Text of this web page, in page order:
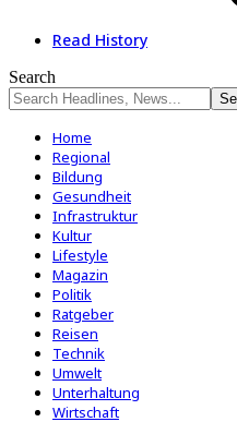
Read History
Search
Home
Regional
Bildung
Gesundheit
Infrastruktur
Kultur
Lifestyle
Magazin
Politik
Ratgeber
Reisen
Technik
Umwelt
Unterhaltung
Wirtschaft